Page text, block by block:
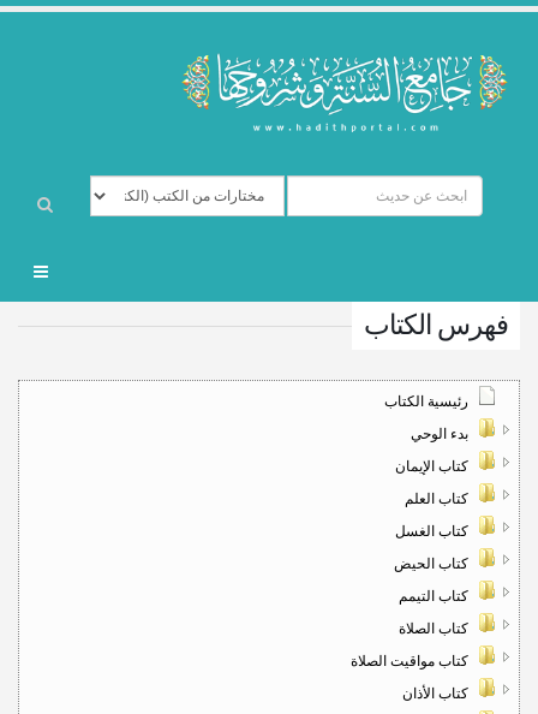
فهرس الكتاب
رئيسية الكتاب
بدء الوحي
كتاب الإيمان
كتاب العلم
كتاب الغسل
كتاب الحيض
كتاب التيمم
كتاب الصلاة
كتاب مواقيت الصلاة
كتاب الأذان